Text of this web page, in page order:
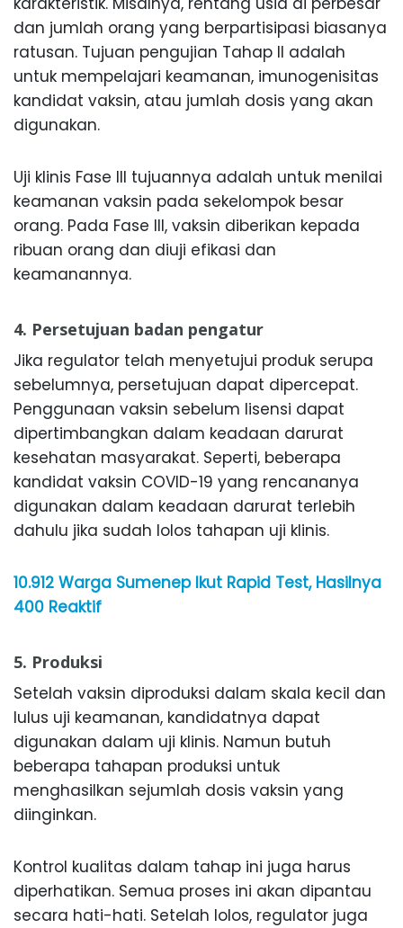
dan jumlah orang yang berpartisipasi biasanya
ratusan. Tujuan pengujian Tahap II adalah
untuk mempelajari keamanan, imunogenisitas
kandidat vaksin, atau jumlah dosis yang akan
digunakan.
Uji klinis Fase III tujuannya adalah untuk menilai
keamanan vaksin pada sekelompok besar
orang. Pada Fase III, vaksin diberikan kepada
ribuan orang dan diuji efikasi dan
keamanannya.
4. Persetujuan badan pengatur
Jika regulator telah menyetujui produk serupa
sebelumnya, persetujuan dapat dipercepat.
Penggunaan vaksin sebelum lisensi dapat
dipertimbangkan dalam keadaan darurat
kesehatan masyarakat. Seperti, beberapa
kandidat vaksin COVID-19 yang rencananya
digunakan dalam keadaan darurat terlebih
dahulu jika sudah lolos tahapan uji klinis.
10.912 Warga Sumenep Ikut Rapid Test, Hasilnya
400 Reaktif
5. Produksi
Setelah vaksin diproduksi dalam skala kecil dan
lulus uji keamanan, kandidatnya dapat
digunakan dalam uji klinis. Namun butuh
beberapa tahapan produksi untuk
menghasilkan sejumlah dosis vaksin yang
diinginkan.
Kontrol kualitas dalam tahap ini juga harus
diperhatikan. Semua proses ini akan dipantau
secara hati-hati. Setelah lolos, regulator juga